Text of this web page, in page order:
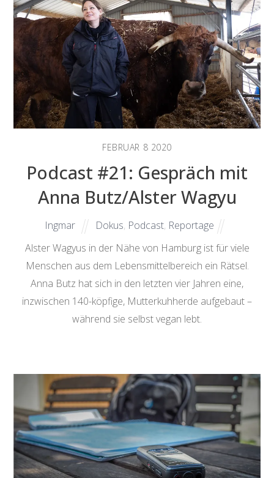
FEBRUAR 8 2020
Podcast #21: Gespräch mit
Anna Butz/Alster Wagyu
Ingmar Dokus, Podcast, Reportage
Alster Wagyus in der Nähe von Hamburg ist für viele
Menschen aus dem Lebensmittelbereich ein Rätsel.
Anna Butz hat sich in den letzten vier Jahren eine,
inzwischen 140-köpfige, Mutterkuhherde aufgebaut –
während sie selbst vegan lebt.